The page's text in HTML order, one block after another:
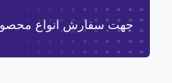
جهت سفارش انواع